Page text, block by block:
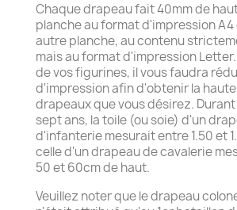
Chaque drapeau fait 40mm de
planche au format d'impression
autre planche, au contenu
mais au format d'impression
de vos figurines, il vous faudra
d'impression afin d'obtenir la
drapeaux que vous désirez.
sept ans, la toile (ou soie) d'un
d'infanterie mesurait entre 1.50 et
celle d'un drapeau de cavalerie
50 et 60cm de haut.
Veuillez noter que le drapeau